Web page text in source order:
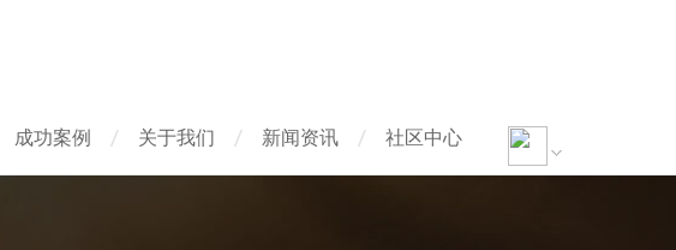
成功案例 关于我们 新闻资讯 社区中心